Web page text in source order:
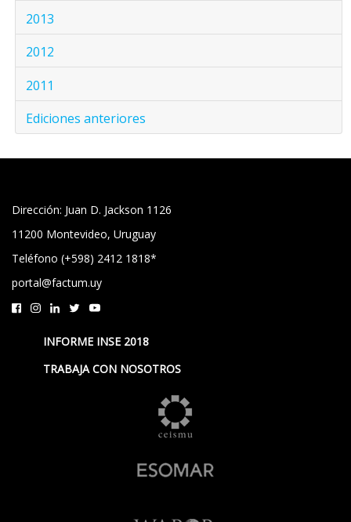
2013
2012
2011
Ediciones anteriores
Dirección: Juan D. Jackson 1126
11200 Montevideo, Uruguay
Teléfono (+598) 2412 1818*
portal@factum.uy
INFORME INSE 2018
TRABAJA CON NOSOTROS